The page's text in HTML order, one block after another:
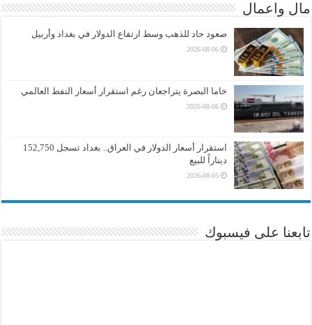
مال واعمال
صعود حاد للذهب وسط ارتفاع الدولار في بغداد وأربيل
2026-08-06
خاما البصرة يتراجعان رغم استقرار أسعار النفط العالمي
2026-08-06
استقرار أسعار الدولار في العراق.. بغداد تسجل 152,750
ديناراً للبيع
2026-08-05
تابعنا على فيسبوك